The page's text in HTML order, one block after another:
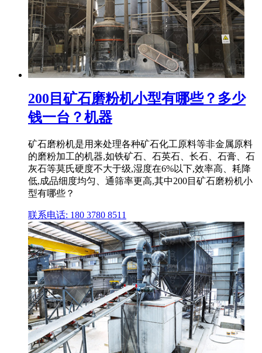
200目矿石磨粉机小型有哪些？多少
钱一台？机器
矿石磨粉机是用来处理各种矿石化工原料等非金属原料
的磨粉加工的机器,如铁矿石、石英石、长石、石膏、石
灰石等莫氏硬度不大于级,湿度在6%以下,效率高、耗降
低,成品细度均匀、通筛率更高,其中200目矿石磨粉机小
型有哪些？
联系电话: 180 3780 8511